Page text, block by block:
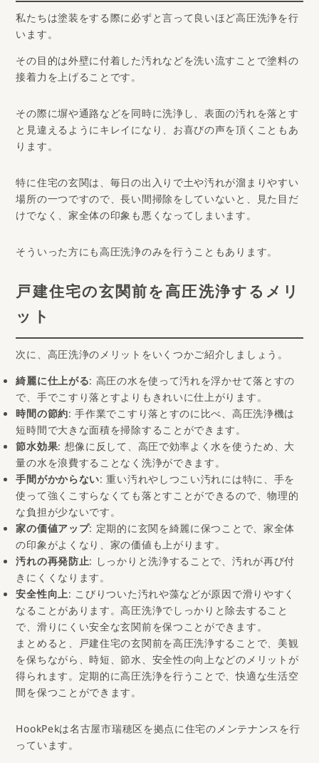
COLUMN
コラム
COMPANY
会社概要
お問い合わせ
私たちは塗装をする際に必ずと言って良いほど高圧洗浄を行
います。
その目的は外壁に付着した汚れなどを洗い流すことで塗料の
接着力を上げることです。
その際に塀や通路などを同時に洗浄し、表面の汚れを落とす
と見違えるようにキレイになり、お喜びの声を頂くこともあ
ります。
特に住宅の玄関は、毎日の出入りで土や汚れが溜まりやすい
場所の一つですので、長い間掃除をしていないと、見た目だ
けでなく、家全体の印象も悪くなってしまいます。
そういった方にも高圧洗浄のみを行うこともあります。
戸建住宅の玄関前を高圧洗浄するメリ
ット
次に、高圧洗浄のメリットをいくつかご紹介しましょう。
綺麗に仕上がる: 高圧の水を使って汚れを浮かせて落とすの
で、手でこすり落とすよりもきれいに仕上がります。
時間の節約: 手作業でこすり落とすのに比べ、高圧洗浄機は
短時間で大きな面積を掃除することができます。
節水効果: 想像に反して、高圧で効率よく水を使うため、大
量の水を浪費することなく洗浄ができます。
手間がかからない: 重い汚れやしつこい汚れには特に、手を
使って強くこすらなくても落とすことができるので、物理的
な負担が少ないです。
家の価値アップ: 定期的に玄関を綺麗に保つことで、家全体
の印象がよくなり、家の価値も上がります。
汚れの再発防止: しっかりと洗浄することで、汚れが再び付
きにくくなります。
安全性向上: こびりついた汚れや藻などが原因で滑りやすく
なることがあります。高圧洗浄でしっかりと除去すること
で、滑りにくい安全な玄関前を保つことができます。
まとめると、戸建住宅の玄関前を高圧洗浄することで、美観
を保ちながら、時短、節水、安全性の向上などのメリットが
得られます。定期的に高圧洗浄を行うことで、快適な生活空
間を保つことができます。
HookPekは名古屋市瑞穂区を拠点に住宅のメンテナンスを行
っています。